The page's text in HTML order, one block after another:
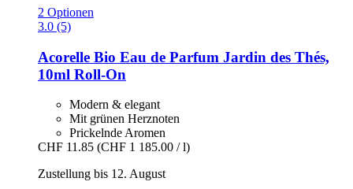
2 Optionen
3.0 (5)
Acorelle Bio Eau de Parfum Jardin des Thés,
10ml Roll-​On
Modern & elegant
Mit grünen Herznoten
Prickelnde Aromen
CHF 11.85 (CHF 1 185.00 / l)
Zustellung bis 12. August